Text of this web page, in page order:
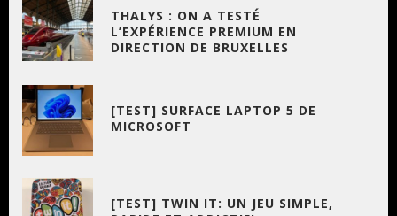
THALYS : ON A TESTÉ
L’EXPÉRIENCE PREMIUM EN
DIRECTION DE BRUXELLES
[TEST] SURFACE LAPTOP 5 DE
MICROSOFT
[TEST] TWIN IT: UN JEU SIMPLE,